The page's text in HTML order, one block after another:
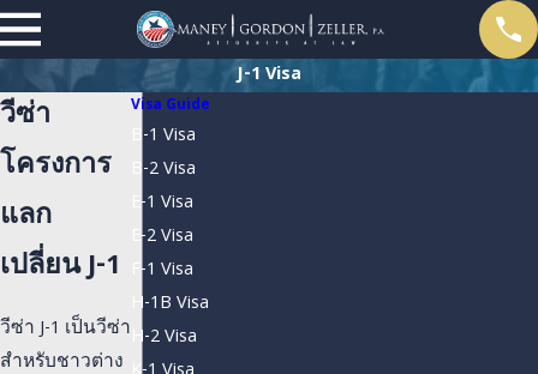
J-1 Visa
วีซ่า
โครงการ
แลก
เปลี่ยนJ-1
วีซ่า J-1 เป็นวีซ่า
สำหรับชาวต่าง
Visa Guide
B-1 Visa
B-2 Visa
E-1 Visa
E-2 Visa
F-1 Visa
H-1B Visa
H-2 Visa